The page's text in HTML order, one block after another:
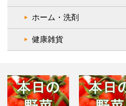
ホーム・洗剤
健康雑貨